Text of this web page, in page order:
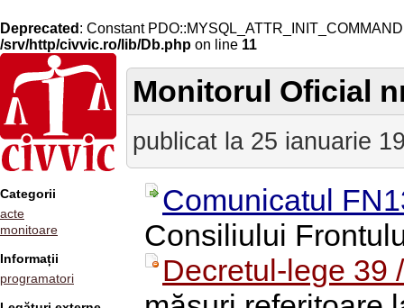
Deprecated : Constant
/srv/http/civvic.ro/lib/Db.php on line 11
Categorii
acte
monitoare
Informații
programatori
Monitorul Oficial
publicat la 25 ianuarie
Comunicatul
Consiliului
Decretul-lege 39